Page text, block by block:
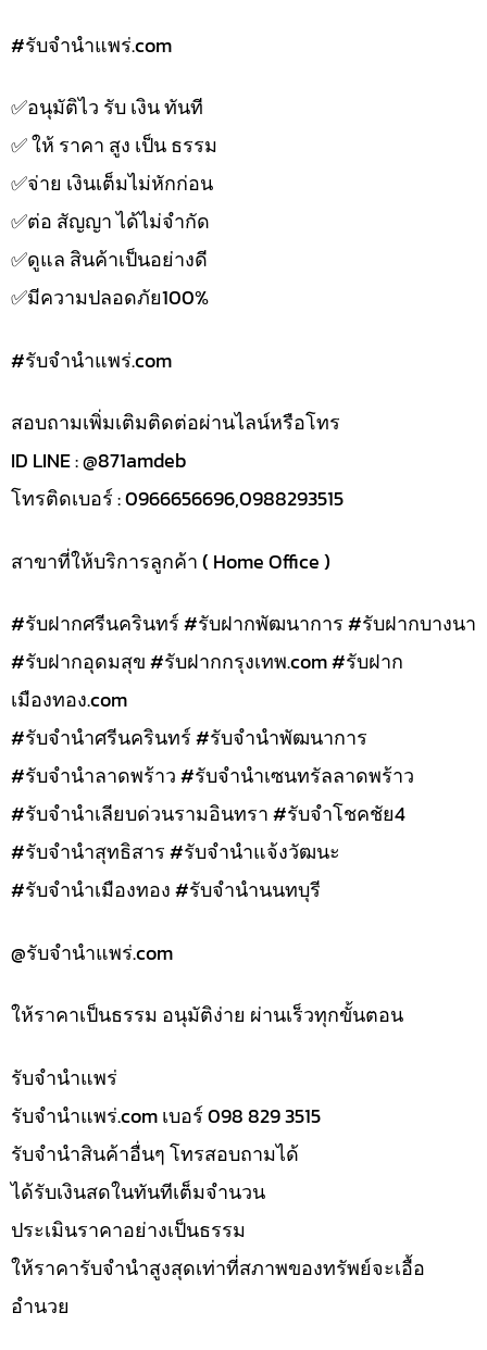
#รับจํานําแพร่.com
✅️อนุมัติไว รับ เงิน ทันที
✅️ ให้ ราคา สูง เป็น ธรรม
✅️จ่าย เงินเต็มไม่หักก่อน
✅️ต่อ สัญญา ได้ไม่จำกัด
✅️ดูแล สินค้าเป็นอย่างดี
✅️มีความปลอดภัย100%
#รับจํานําแพร่.com
สอบถามเพิ่มเติมติดต่อผ่านไลน์หรือโทร
ID LINE : @871amdeb
โทรติดเบอร์ : 0966656696,0988293515
สาขาที่ให้บริการลูกค้า ( Home Office )
#รับฝากศรีนครินทร์ #รับฝากพัฒนาการ #รับฝากบางนา
#รับฝากอุดมสุข #รับฝากกรุงเทพ.com #รับฝาก
เมืองทอง.com
#รับจำนำศรีนครินทร์ #รับจำนำพัฒนาการ
#รับจำนำลาดพร้าว #รับจำนำเซนทรัลลาดพร้าว
#รับจำนำเลียบด่วนรามอินทรา #รับจำโชคชัย4
#รับจำนำสุทธิสาร #รับจำนำแจ้งวัฒนะ
#รับจำนำเมืองทอง #รับจำนำนนทบุรี
@รับจํานําแพร่.com
ให้ราคาเป็นธรรม อนุมัติง่าย ผ่านเร็วทุกขั้นตอน
รับจํานำแพร่
รับจํานําแพร่.com เบอร์ 098 829 3515
รับจำนำสินค้าอื่นๆ โทรสอบถามได้
ได้รับเงินสดในทันทีเต็มจำนวน
ประเมินราคาอย่างเป็นธรรม
ให้ราคารับจำนำสูงสุดเท่าที่สภาพของทรัพย์จะเอื้อ
อำนวย